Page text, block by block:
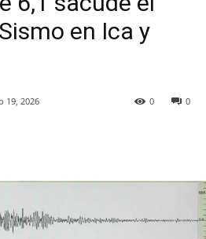
en Ica y
19, 2026 0
0